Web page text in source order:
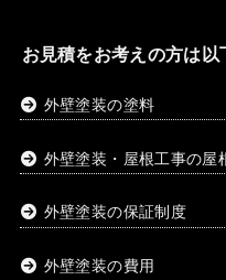
お見積をお考えの方は
外壁塗装の塗料
外壁塗装・屋根工事の屋
外壁塗装の保証制度
外壁塗装の費用